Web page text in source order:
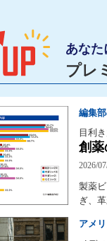
あなた
プレ
編集
目利
創
2026/
製薬
ぎ、
アメ